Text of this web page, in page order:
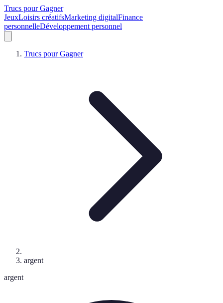
Trucs pour Gagner
JeuxLoisirs créatifsMarketing digitalFinance
personnelleDéveloppement personnel
Trucs pour Gagner
argent
argent